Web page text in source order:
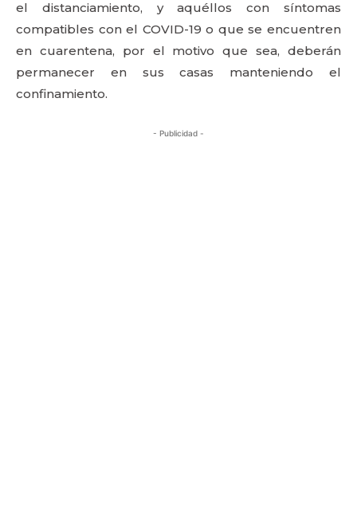
el distanciamiento, y aquéllos con síntomas
compatibles con el COVID-19 o que se encuentren
en cuarentena, por el motivo que sea, deberán
permanecer en sus casas manteniendo el
confinamiento.
- Publicidad -